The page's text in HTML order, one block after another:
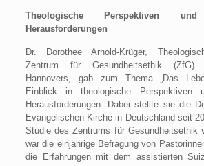
Theologische Perspektiven und
Herausforderungen
Dr. Dorothee Arnold-Krüger,
Zentrum für Gesundheitsethik (ZfG)
Hannovers, gab zum Thema „Das
Einblick in theologische Perspektiven
Herausforderungen. Dabei stellte sie die
Evangelischen Kirche in Deutschland seit
Studie des Zentrums für Gesundheitsethik
war die einjährige Befragung von
die Erfahrungen mit dem assistierten